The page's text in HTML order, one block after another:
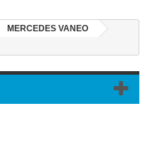
MERCEDES VANEO